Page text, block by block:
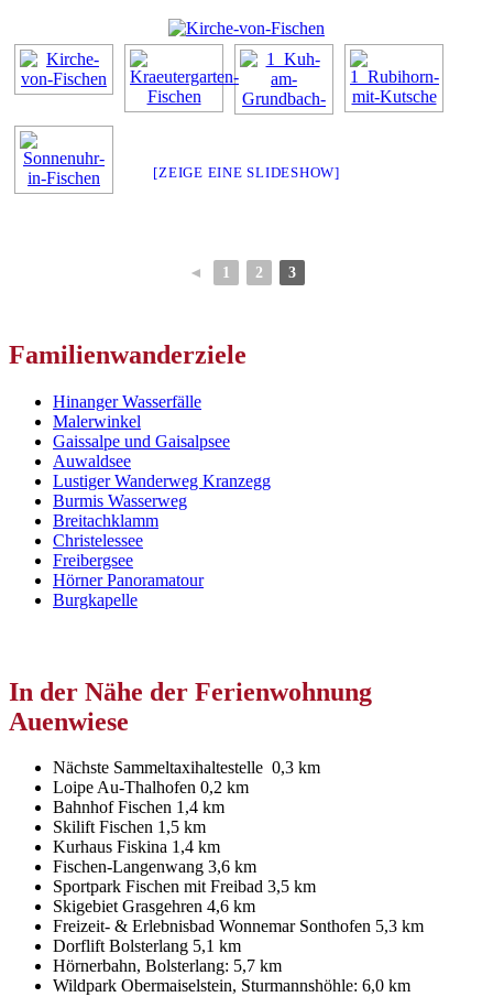
[ZEIGE EINE SLIDESHOW]
◄ 1 2 3
Familienwanderziele
Hinanger Wasserfälle
Malerwinkel
Gaissalpe und Gaisalpsee
Auwaldsee
Lustiger Wanderweg Kranzegg
Burmis Wasserweg
Breitachklamm
Christelessee
Freibergsee
Hörner Panoramatour
Burgkapelle
In der Nähe der Ferienwohnung
Auenwiese
Nächste Sammeltaxihaltestelle 0,3 km
Loipe Au-Thalhofen 0,2 km
Bahnhof Fischen 1,4 km
Skilift Fischen 1,5 km
Kurhaus Fiskina 1,4 km
Fischen-Langenwang 3,6 km
Sportpark Fischen mit Freibad 3,5 km
Skigebiet Grasgehren 4,6 km
Freizeit- & Erlebnisbad Wonnemar Sonthofen 5,3 km
Dorflift Bolsterlang 5,1 km
Hörnerbahn, Bolsterlang: 5,7 km
Wildpark Obermaiselstein, Sturmannshöhle: 6,0 km